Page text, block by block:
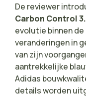
De reviewer
Carbon Control
evolutie binnen
veranderingen in
van zijn
aantrekkelijke
Adidas
details worden